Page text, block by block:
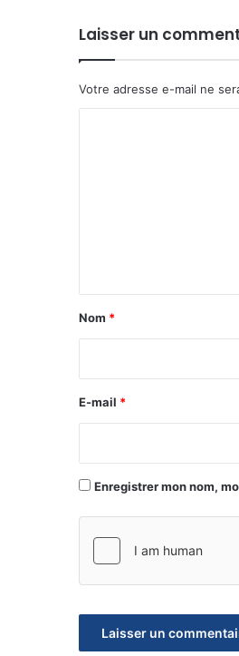
Laisser un
Votre adresse e-mail ne
a
i
e
*
Nom *
E-mail *
Enregistrer mon nom,